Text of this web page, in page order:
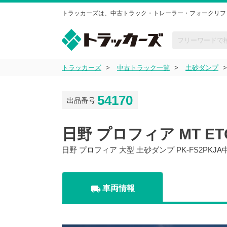
トラッカーズは、中古トラック・トレーラー・フォークリ
トラッカーズ 中古トラック一覧 土砂ダンプ
出品番号 54170
日野 プロフィア MT
日野 プロフィア 大型 土砂ダンプ PK-FS2PKJA
local_shipping 車両情報